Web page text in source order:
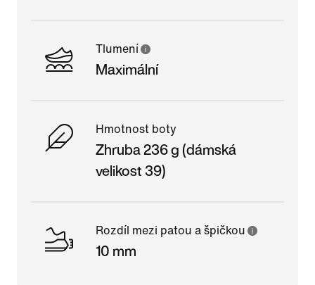
Tlumení
Maximální
Hmotnost boty
Zhruba 236 g (dámská
velikost 39)
Rozdíl mezi patou a špičkou
10 mm